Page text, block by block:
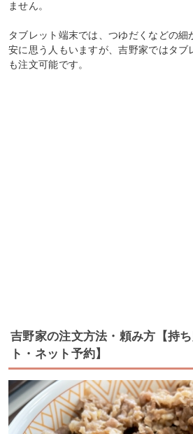
ません。
タブレット端末では、つゆだくなどの細
安に思う人もいますが、吉野家ではタブ
も注文可能です。
吉野家の注文方法・頼み方【持
ト・ネット予約】